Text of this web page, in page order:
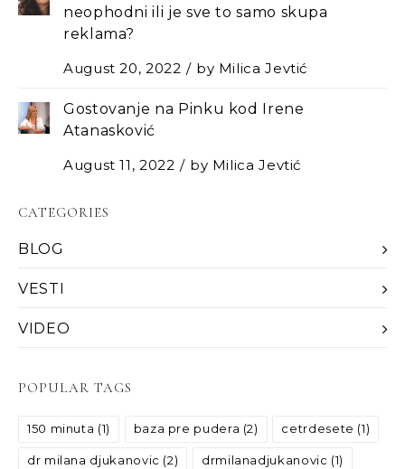
neophodni ili je sve to samo skupa
reklama?
August 20, 2022
by Milica Jevtić
Gostovanje na Pinku kod Irene
Atanasković
August 11, 2022
by Milica Jevtić
CATEGORIES
BLOG
VESTI
VIDEO
POPULAR TAGS
150 minuta (1) baza pre pudera (2) cetrdesete (1)
dr milana djukanovic (2) drmilanadjukanovic (1)